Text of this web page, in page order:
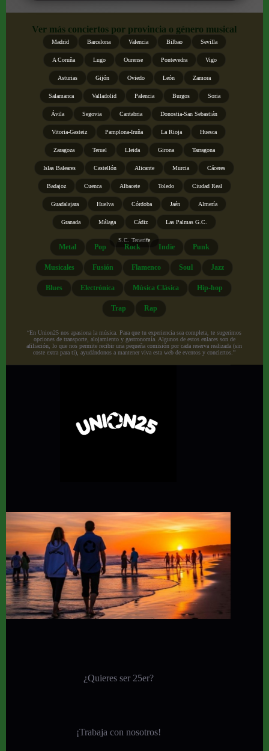
Ver más conciertos por provincia o género musical
Madrid Barcelona Valencia Bilbao Sevilla
A Coruña Lugo Ourense Pontevedra Vigo
Asturias Gijón Oviedo León Zamora
Salamanca Valladolid Palencia Burgos Soria
Ávila Segovia Cantabria Donostia-San Sebastián
Vitoria-Gasteiz Pamplona-Iruña La Rioja Huesca
Zaragoza Teruel Lleida Girona Tarragona
Islas Baleares Castellón Alicante Murcia Cáceres
Badajoz Cuenca Albacete Toledo Ciudad Real
Guadalajara Huelva Córdoba Jaén Almería
Granada Málaga Cádiz Las Palmas G.C.
S.C. Tenerife
Metal Pop Rock Indie Punk
Musicales Fusión Flamenco Soul Jazz
Blues Electrónica Música Clásica Hip-hop
Trap Rap
“En Union25 nos apasiona la música. Para que tu experiencia sea completa, te sugerimos
opciones de transporte, alojamiento y gastronomía. Algunos de estos enlaces son de
afiliación, lo que nos permite recibir una pequeña comisión por cada reserva realizada (sin
coste extra para ti), ayudándonos a mantener viva esta web de eventos y conciertos.”
¿Quieres ser 25er?
¡Trabaja con nosotros!